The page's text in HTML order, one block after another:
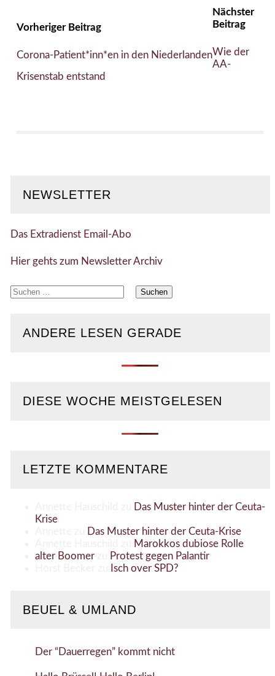
Vorheriger Beitrag
Corona-Patient*inn*en in den Niederlanden
Nächster
Beitrag
Wie der
AA-
Krisenstab entstand
NEWSLETTER
Das Extradienst Email-Abo
Hier gehts zum Newsletter Archiv
Suchen
ANDERE LESEN GERADE
DIESE WOCHE MEISTGELESEN
LETZTE KOMMENTARE
Das Muster hinter der Ceuta-
Krise
Das Muster hinter der Ceuta-Krise
Marokkos dubiose Rolle
alter Boomerzu
Protest gegen Palantir
Isch over SPD?
BEUEL & UMLAND
Der “Dauerregen” kommt nicht